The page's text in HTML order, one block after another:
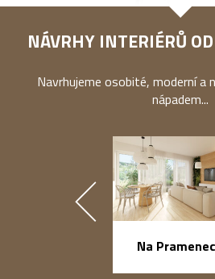
NÁVRHY INTERIÉRŮ OD
Navrhujeme osobité, moderní a
nápadem...
Na